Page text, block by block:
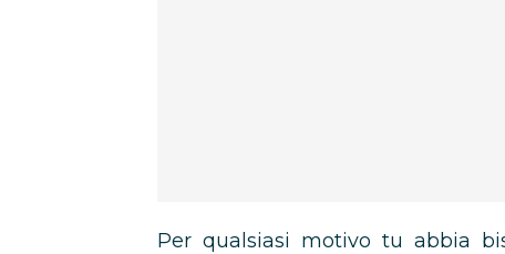
Per qualsiasi motivo tu abbia